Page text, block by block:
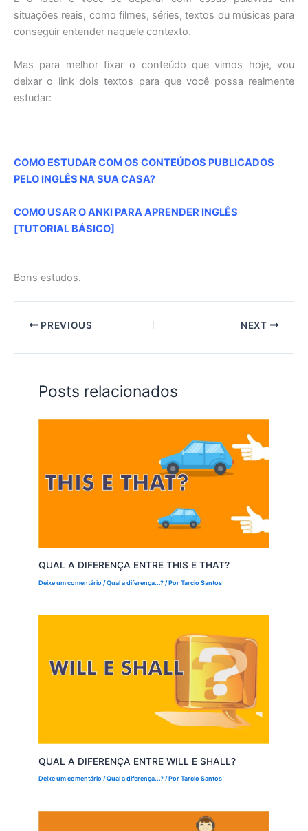
situações reais, como filmes, séries, textos ou músicas para
conseguir entender naquele contexto.
Mas para melhor fixar o conteúdo que vimos hoje, vou
deixar o link dois textos para que você possa realmente
estudar:
COMO ESTUDAR COM OS CONTEÚDOS PUBLICADOS
PELO INGLÊS NA SUA CASA?
COMO USAR O ANKI PARA APRENDER INGLÊS
[TUTORIAL BÁSICO]
Bons estudos.
PREVIOUS NEXT
Posts relacionados
QUAL A DIFERENÇA ENTRE THIS E THAT?
Deixe um comentário /Qual a diferença...?/ PorTarcio Santos
QUAL A DIFERENÇA ENTRE WILL E SHALL?
Deixe um comentário /Qual a diferença...?/ PorTarcio Santos